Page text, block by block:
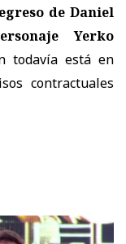
de Daniel
Yerko
todavía está en
contractuales